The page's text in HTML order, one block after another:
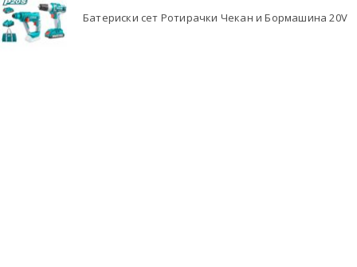
Батериски сет Ротирачки Чекан и Бормашина 20V